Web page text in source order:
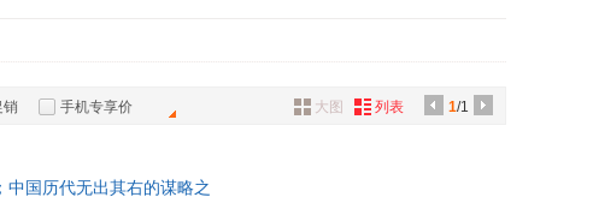
家具装饰
箱包皮具
销 手机专享价 1/1
大图 列表
国历代无出其右的谋略之